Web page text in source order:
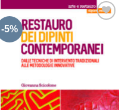
-5%
Aggiungi
alla lista